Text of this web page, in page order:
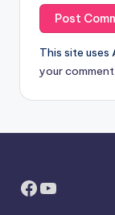
This site uses
your
Facebook
YouTube